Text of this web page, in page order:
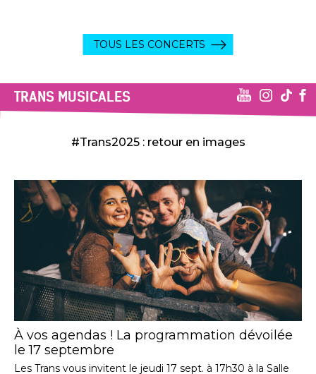
TOUS LES CONCERTS
TRANS MUSICALES
#Trans2025 : retour en images
À vos agendas ! La programmation dévoilée
le 17 septembre
Les Trans vous invitent le jeudi 17 sept. à 17h30 à la Salle